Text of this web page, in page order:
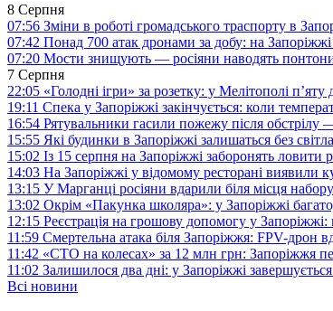
8 Серпня
07:56 Зміни в роботі громадського траспорту в
07:42 Понад 700 атак дронами за добу: на
07:20 Мости знищують — росіяни наводять
7 Серпня
22:05 «Голодні ігри» за розетку: у Мелітополі
19:11 Спека у Запоріжжі закінчується: коли
16:54 Рятувальники гасили пожежу після обстрілу
15:55 Які будинки в Запоріжжі залишаться без
15:02 Із 15 серпня на Запоріжжі заборонять ловити
14:03 На Запоріжжі у відомому ресторані виявили
13:15 У Марганці росіяни вдарили біля місця
13:02 Окрім «Пакунка школяра»: у Запоріжжі
12:15 Реєстрація на грошову допомогу у
11:59 Смертельна атака біля Запоріжжя: FPV-дрон
11:42 «СТО на колесах» за 12 млн грн: Запоріжжя
11:02 Залишилося два дні: у Запоріжжі
Всі новини